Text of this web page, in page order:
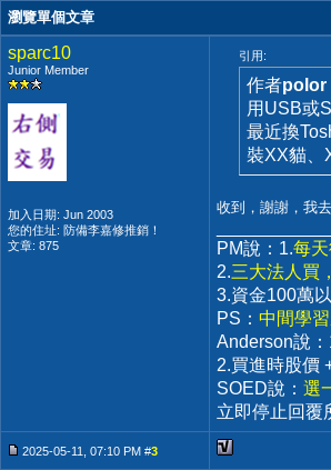
瀏覽單個文章
sparc10
Junior Member
加入日期: Jun 2003
您的住址: 防備李嘉修推銷！
文章: 875
引用:
作者polor
用USB或
最近換
裝XX貓、
收到，謝謝，我去
PM說：1.每
2.三大法人買
3.資金100萬
PS： 中間學
Anderson說：
2.買進時股價
SOED說： 選
立即停止回覆
2025-05-11, 07:10 PM #3